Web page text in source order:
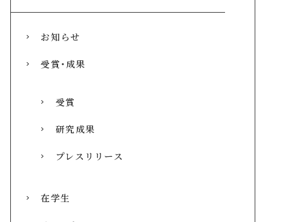
お知らせ
受賞・成果
受賞
研究成果
プレスリリース
在学生